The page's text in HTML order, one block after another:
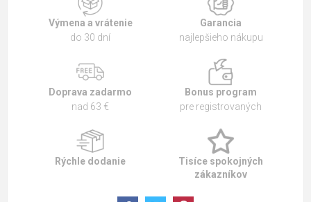
Výmena a vrátenie
do 30 dní
Garancia
najlepšieho nákupu
Doprava zadarmo
nad 63 €
Bonus program
pre registrovaných
Rýchle dodanie
Tisíce spokojných
zákazníkov